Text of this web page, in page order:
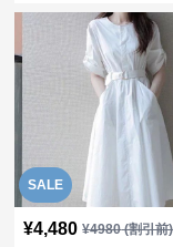
SALE
¥4,480 ¥4980(割引前)